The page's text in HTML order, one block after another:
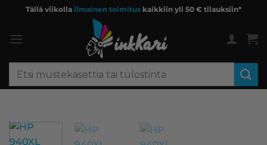
content
Tällä viikolla ilmainen toimitus kaikkiin yli 50 € tilauksiin*
Etsi: